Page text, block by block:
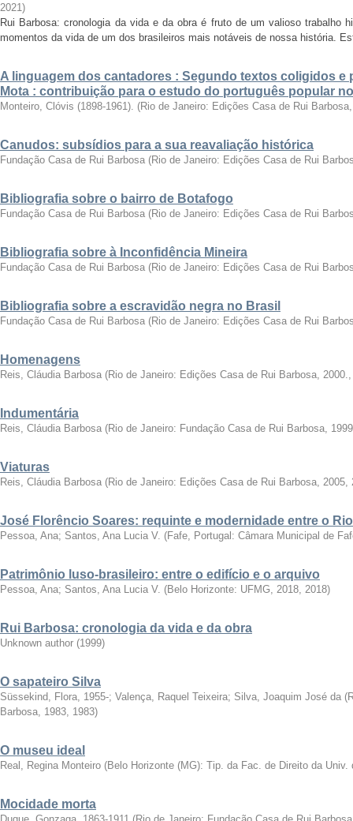
2021 )
Rui Barbosa: cronologia da vida e da obra é fruto de um valioso trabalho
momentos da vida de um dos brasileiros mais notáveis de nossa história.
A linguagem dos cantadores : Segundo textos coligidos
Mota : contribuição para o estudo do português popular
Monteiro, Clóvis (1898-1961). (Rio de Janeiro: Edições Casa de Rui
Canudos: subsídios para a sua reavaliação histórica
Fundação Casa de Rui Barbosa (Rio de Janeiro: Edições Casa de Rui
Bibliografia sobre o bairro de Botafogo
Fundação Casa de Rui Barbosa (Rio de Janeiro: Edições Casa de Rui
Bibliografia sobre à Inconfidência Mineira
Fundação Casa de Rui Barbosa (Rio de Janeiro: Edições Casa de Rui
Bibliografia sobre a escravidão negra no Brasil
Fundação Casa de Rui Barbosa (Rio de Janeiro: Edições Casa de Rui
Homenagens
Reis, Cláudia Barbosa (Rio de Janeiro: Edições Casa de Rui Barbosa, 2000.
Indumentária
Reis, Cláudia Barbosa (Rio de Janeiro: Fundação Casa de Rui Barbosa, 1999
Viaturas
Reis, Cláudia Barbosa (Rio de Janeiro: Edições Casa de Rui Barbosa, 2005
José Florêncio Soares: requinte e modernidade entre o
Pessoa, Ana; Santos, Ana Lucia V. (Fafe, Portugal: Câmara Municipal de
Patrimônio luso-brasileiro: entre o edifício e o arquivo
Pessoa, Ana; Santos, Ana Lucia V. (Belo Horizonte: UFMG, 2018 2018)
Rui Barbosa: cronologia da vida e da obra
Unknown author (1999)
O sapateiro Silva
Süssekind, Flora, 1955-; Valença, Raquel Teixeira; Silva, Joaquim José da (
Barbosa, 1983 1983)
O museu ideal
Real, Regina Monteiro (Belo Horizonte (MG): Tip. da Fac. de Direito da
Mocidade morta